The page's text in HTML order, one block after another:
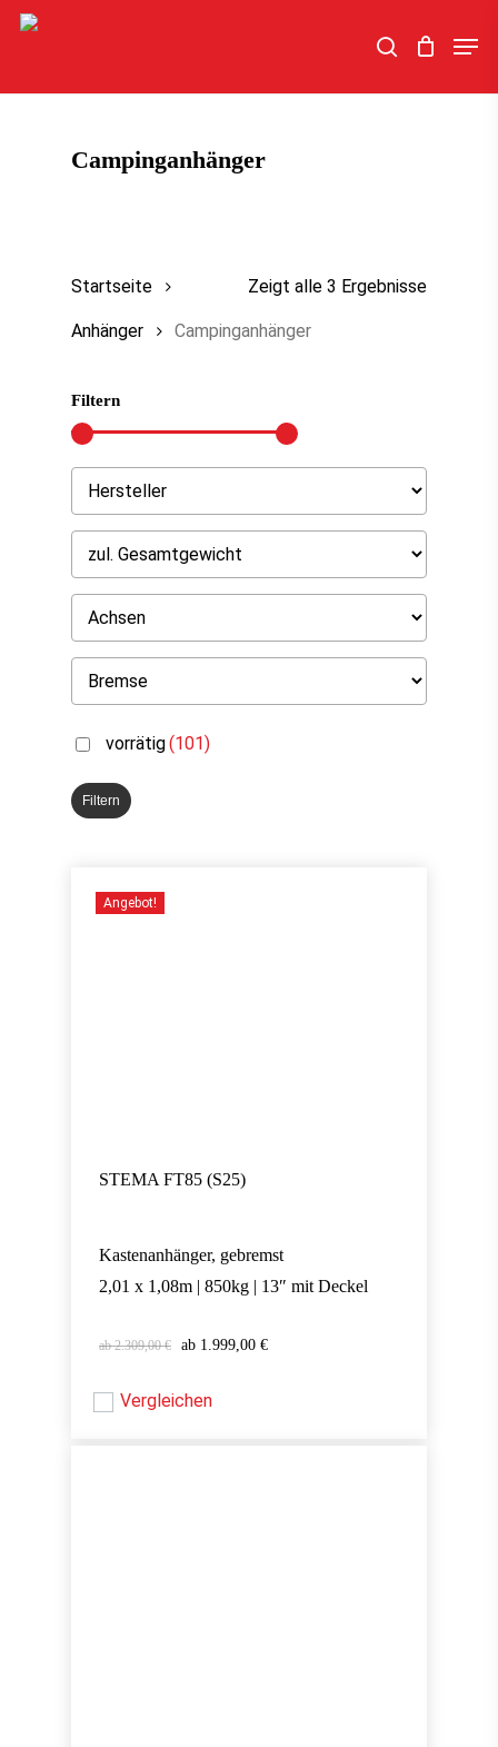
Skip
search
Campinganhänger
Zeigt alle 3 Ergebnisse
Startseite
Anhänger Campinganhänger
Filtern
vorrätig(101)
Filtern
Angebot!
STEMA FT85 (S25)
Kastenanhänger, gebremst
2,01 x 1,08m | 850kg | 13″ mit Deckel
2.309,00€
Ursprünglicher
2.309,00 €
1.999,00 €Aktueller
Ursprünglicher
war:
2.309,00 €
1.999,00
Aktueller
ist:
Vergleichen